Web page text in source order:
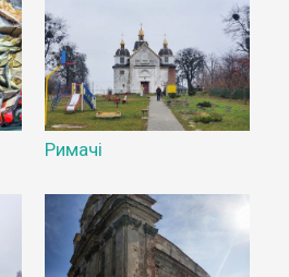
Римачі